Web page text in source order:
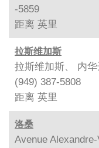
-5859
距离 英里
拉斯维加斯
拉斯维加斯、 内华
(949) 387-5808
距离 英里
洛桑
Avenue